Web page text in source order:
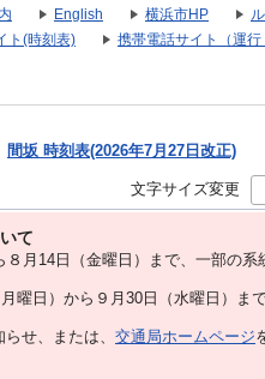
English 横浜市HP
ト(時刻表) 携帯電話サイト（運行
間坂 時刻表(2026年7月27日改正)
文字サイズ変更
て
⽉14⽇（金曜日）まで、⼀部の系
日）から９月30日（水曜日）まで
せ、または、 交通局ホームページ